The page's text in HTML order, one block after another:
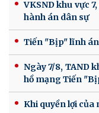
VKSND khu vực
hành án dân sự
Tiến "Bịp" lĩnh
Ngày 7/8, TAND
hồ mạng Tiến
Khi quyền lợi của